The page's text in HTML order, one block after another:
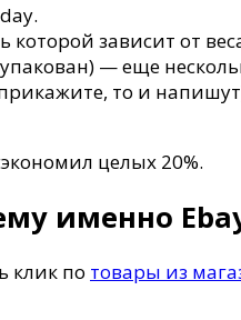
которой зависит от
— еще
то и
целых 20%.
именно
клик по товары из